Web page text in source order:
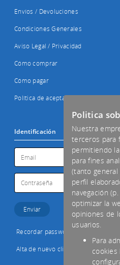
Envíos / Devoluciones
Condiciones Generales
Aviso Legal / Privacidad
Cómo comprar
Cómo pagar
Política de aceptación de cookies
Identificación
Recordar password
Alta de nuevo cliente
Politica
Nuestra
terceros para
permitiendo
para fines
(tanto general
perfil
navegación
optimizar la
opiniones de
usuarios.
Para
cookies